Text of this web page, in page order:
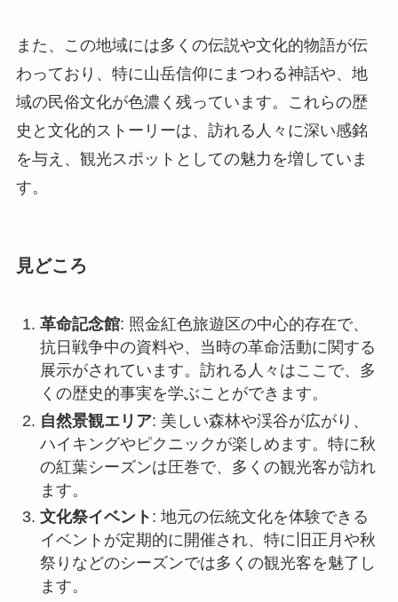
す。
見どころ
自然景観エリア
の紅葉シーズンは圧巻で、多くの観光客が訪れ
ます。
文化祭イベント : 地元の伝統文化を体験できる
イベントが定期的に開催され、特に旧正月や秋
祭りなどのシーズンでは多くの観光客を魅了し
ます。
アクセス
照金紅色旅遊区へは、銅川市中心部から15kmほど